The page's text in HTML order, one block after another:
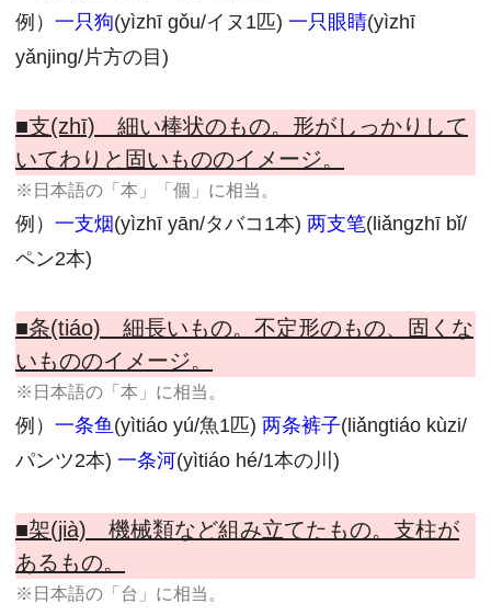
例） 一只狗(yìzhī gǒu/イヌ1匹) 一只眼睛(yìzhī
yǎnjing/片方の目)
■支(zhī) 細い棒状のもの。形がしっかりして
いてわりと固いもののイメージ。
※日本語の「本」「個」に相当。
例） 一支烟(yìzhī yān/タバコ1本) 两支笔(liǎngzhī bǐ/
ペン2本)
■条(tiáo) 細長いもの。不定形のもの、固くな
いもののイメージ。
※日本語の「本」に相当。
例） 一条鱼 (yìtiáo yú/魚1匹) 两条裤子(liǎngtiáo kùzi/
パンツ2本) 一条河(yìtiáo hé/1本の川)
■架(jià) 機械類など組み立てたもの。支柱が
あるもの。
※日本語の「台」に相当。